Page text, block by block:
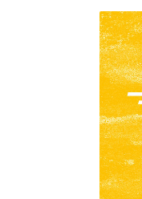
適合賞
行簡易
救傷站
場、動